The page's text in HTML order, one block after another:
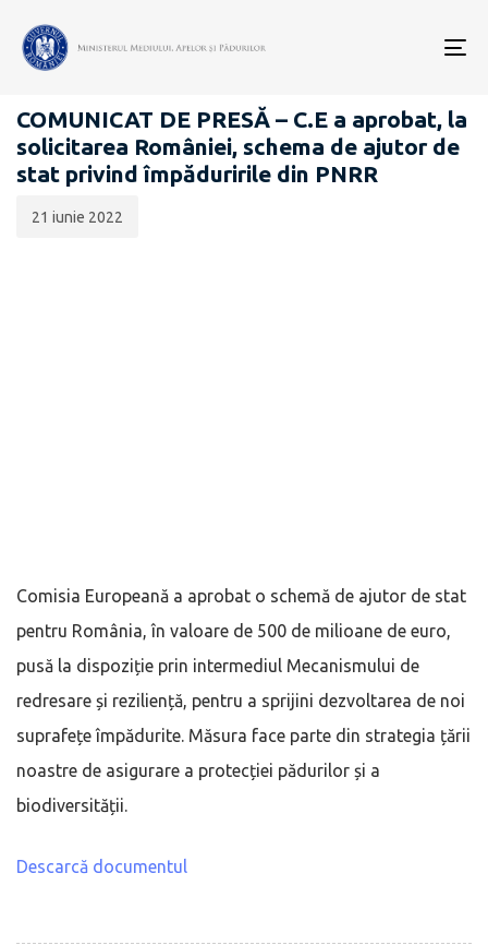
COMUNICATE DE PRESĂ
COMUNICAT DE PRESĂ – C.E a aprobat, la
solicitarea României, schema de ajutor de
stat privind împăduririle din PNRR
publicării:
21 iunie 2022
Comisia Europeană a aprobat o schemă de ajutor de stat
pentru România, în valoare de 500 de milioane de euro,
pusă la dispoziție prin intermediul Mecanismului de
redresare și reziliență, pentru a sprijini dezvoltarea de noi
suprafețe împădurite. Măsura face parte din strategia țării
noastre de asigurare a protecției pădurilor și a
biodiversității.
Descarcă documentul